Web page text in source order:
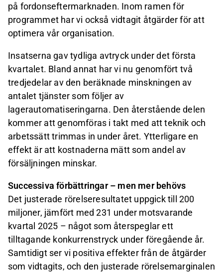
på fordonseftermarknaden. Inom ramen för
programmet har vi också vidtagit åtgärder för att
optimera vår organisation.
Insatserna gav tydliga avtryck under det första
kvartalet. Bland annat har vi nu genomfört två
tredjedelar av den beräknade minskningen av
antalet tjänster som följer av
lagerautomatiseringarna. Den återstående delen
kommer att genomföras i takt med att teknik och
arbetssätt trimmas in under året. Ytterligare en
effekt är att kostnaderna mätt som andel av
försäljningen minskar.
Successiva förbättringar – men mer behövs
Det justerade rörelseresultatet uppgick till 200
miljoner, jämfört med 231 under motsvarande
kvartal 2025 – något som återspeglar ett
tilltagande konkurrenstryck under föregående år.
Samtidigt ser vi positiva effekter från de åtgärder
som vidtagits, och den justerade rörelsemarginalen